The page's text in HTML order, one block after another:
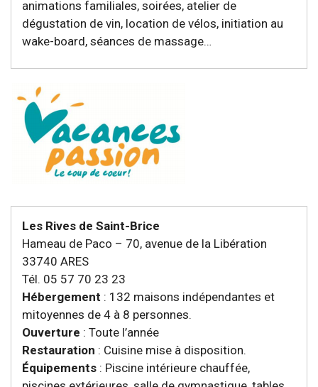
animations familiales, soirées, atelier de
dégustation de vin, location de vélos, initiation au
wake-board, séances de massage…
Les Rives de Saint-Brice
Hameau de Paco – 70, avenue de la Libération
33740 ARES
Tél. 05 57 70 23 23
Hébergement : 132 maisons indépendantes et
mitoyennes de 4 à 8 personnes.
Ouverture : Toute l’année
Restauration : Cuisine mise à disposition.
Équipements : Piscine intérieure chauffée,